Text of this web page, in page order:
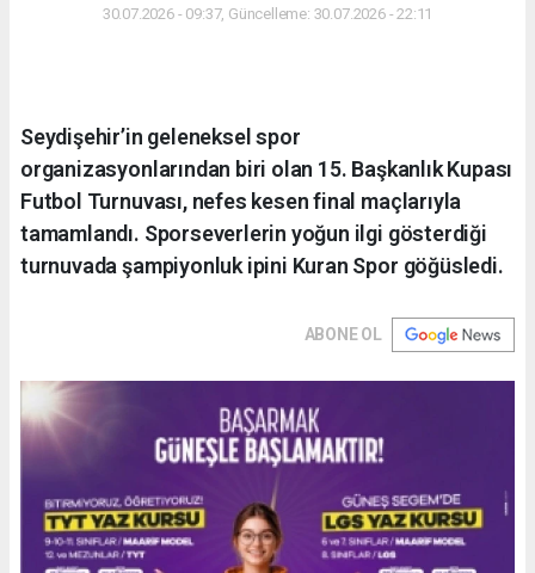
30.07.2026 - 09:37, Güncelleme: 30.07.2026 - 22:11
Seydişehir’in geleneksel spor
organizasyonlarından biri olan 15. Başkanlık Kupası
Futbol Turnuvası, nefes kesen final maçlarıyla
tamamlandı. Sporseverlerin yoğun ilgi gösterdiği
turnuvada şampiyonluk ipini Kuran Spor göğüsledi.
ABONE OL